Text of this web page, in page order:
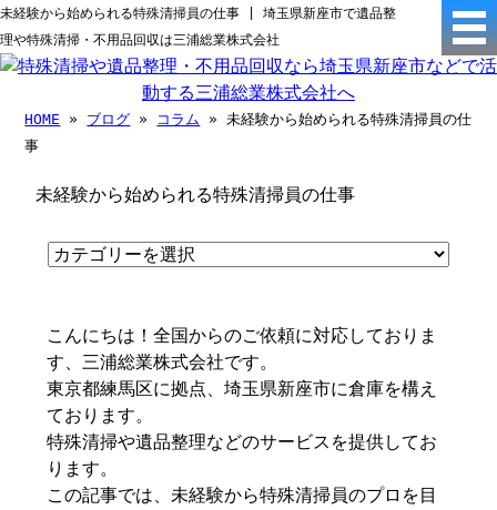
未経験から始められる特殊清掃員の仕事 | 埼玉県新座市で遺品整
理や特殊清掃・不用品回収は三浦総業株式会社
HOME » ブログ » コラム » 未経験から始められる特殊清掃員の仕
事
未経験から始められる特殊清掃員の仕事
こんにちは！全国からのご依頼に対応しておりま
す、三浦総業株式会社です。
東京都練馬区に拠点、埼玉県新座市に倉庫を構え
ております。
特殊清掃や遺品整理などのサービスを提供してお
ります。
この記事では、未経験から特殊清掃員のプロを目